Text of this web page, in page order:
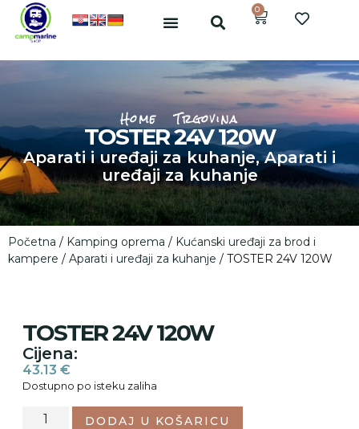
0
Home Trgovina
TOSTER 24V 120W
Aparati i uređaji za kuhanje,Aparati i
uređaji za kuhanje
Početna / Kamping oprema / Kućanski uređaji za brod i
kampere / Aparati i uređaji za kuhanje / TOSTER 24V 120W
TOSTER 24V 120W
Cijena:
43.13 €
Dostupno po isteku zaliha
DODAJ U KOŠARICU